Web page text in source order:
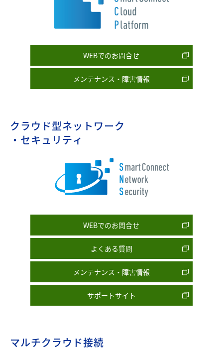
WEBでのお問合せ
メンテナンス・障害情報
クラウド型ネットワーク
・セキュリティ
WEBでのお問合せ
よくある質問
メンテナンス・障害情報
サポートサイト
マルチクラウド接続